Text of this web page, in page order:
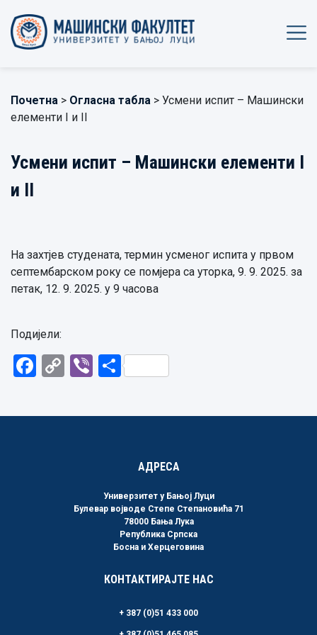
Почетна > Огласна табла > Усмени испит – Машински
елементи I и II
Усмени испит – Машински елементи I
и II
На захтјев студената, термин усменог испита у првом
септембарском року се помјера са уторка, 9. 9. 2025. за
петак, 12. 9. 2025. у 9 часова
Подијели:
Facebook
CopyViberShare
АДРЕСА
Универзитет у Бањој Луци
Булевар војводе Степе Степановића 71
78000 Бања Лука
Република Српска
Босна и Херцеговина
КОНТАКТИРАЈТЕ НАС
+ 387 (0)51 433 000